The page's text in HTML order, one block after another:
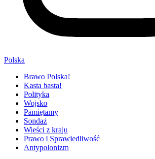
Polska
Brawo Polska!
Kasta basta!
Polityka
Wojsko
Pamiętamy
Sondaż
Wieści z kraju
Prawo i Sprawiedliwość
Antypolonizm